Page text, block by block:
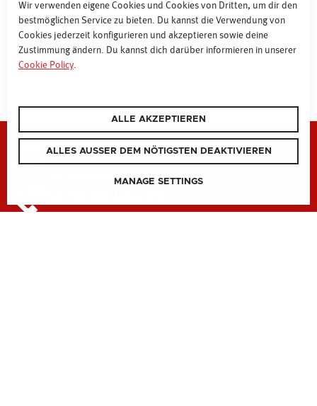
+43 (0) 1 87077 15067
NACHRICHT
Wir verwenden eigene Cookies und Cookies von Dritten, um dir den
bestmöglichen Service zu bieten. Du kannst die Verwendung von
Cookies jederzeit konfigurieren und akzeptieren sowie deine
Zustimmung ändern. Du kannst dich darüber informieren in unserer
Cookie Policy.
ALLE AKZEPTIEREN
ALLES AUSSER DEM NÖTIGSTEN DEAKTIVIEREN
MANAGE SETTINGS
SCHREIBEN SIE UNS
ZUM KONTAKTFORMULAR